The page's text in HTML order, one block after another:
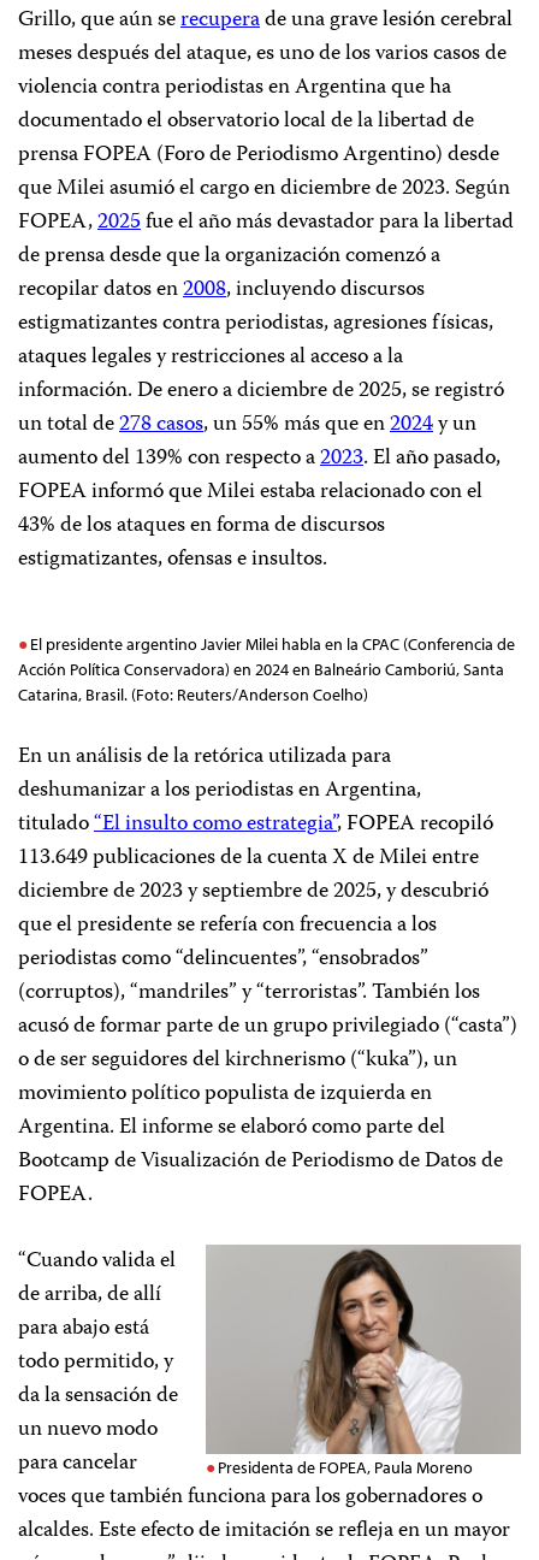
Grillo, que aún serecuperade una grave lesión cerebral
meses después del ataque, es uno de los varios casos de
violencia contra periodistas en Argentina que ha
documentado el observatorio local de la libertad de
prensa FOPEA (Foro de Periodismo Argentino) desde
que Milei asumió el cargo en diciembre de 2023. Según
FOPEA,2025fue el año más devastador para la libertad
de prensa desde que la organización comenzó a
recopilar datos en2008, incluyendo discursos
estigmatizantes contra periodistas, agresiones físicas,
ataques legales y restricciones al acceso a la
información. De enero a diciembre de 2025, se registró
un total de278 casos, un 55% más que en2024y un
aumento del 139% con respecto a2023. El año pasado,
FOPEA informó que Milei estaba relacionado con el
43% de los ataques en forma de discursos
estigmatizantes, ofensas e insultos.
El presidente argentino Javier Milei habla en la CPAC (Conferencia de
Acción Política Conservadora) en 2024 en Balneário Camboriú, Santa
Catarina, Brasil. (Foto: Reuters/Anderson Coelho)
En un análisis de la retórica utilizada para
deshumanizar a los periodistas en Argentina,
titulado“El insulto como estrategia”, FOPEA recopiló
113.649 publicaciones de la cuenta X de Milei entre
diciembre de 2023 y septiembre de 2025, y descubrió
que el presidente se refería con frecuencia a los
periodistas como “delincuentes”, “ensobrados”
(corruptos), “mandriles” y “terroristas”. También los
acusó de formar parte de un grupo privilegiado (“casta”)
o de ser seguidores del kirchnerismo (“kuka”), un
movimiento político populista de izquierda en
Argentina. El informe se elaboró como parte del
Bootcamp de Visualización de Periodismo de Datos de
FOPEA.
Presidenta de FOPEA, Paula Moreno
“Cuando valida el
de arriba, de allí
para abajo está
todo permitido, y
da la sensación de
un nuevo modo
para cancelar
voces que también funciona para los gobernadores o
alcaldes. Este efecto de imitación se refleja en un mayor